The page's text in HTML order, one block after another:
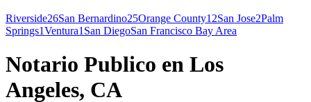
Riverside26San Bernardino25Orange County12San Jose2Palm
Springs1Ventura1 San DiegoSan Francisco Bay Area
Notario Publico en Los
Angeles, CA